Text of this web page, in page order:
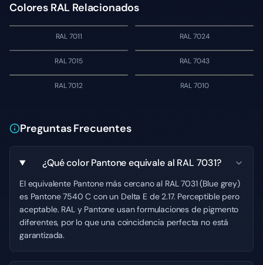
Colores RAL Relacionados
RAL 7011 RAL 7024
RAL 7015 RAL 7043
RAL 7012 RAL 7010
Preguntas Frecuentes
¿Qué color Pantone equivale al RAL 7031?
El equivalente Pantone más cercano al RAL 7031 (Blue grey)
es Pantone 7540 C con un Delta E de 2.17. Perceptible pero
aceptable. RAL y Pantone usan formulaciones de pigmento
diferentes, por lo que una coincidencia perfecta no está
garantizada.